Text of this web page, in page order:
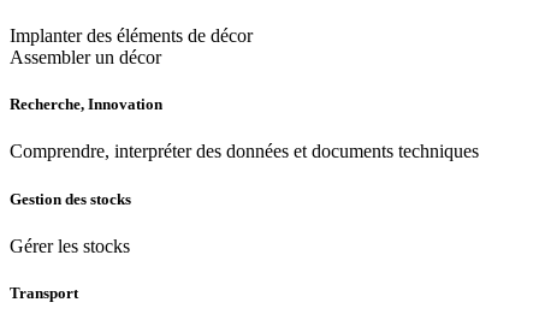
Implanter des éléments de décor
Assembler un décor
Recherche, Innovation
Comprendre, interpréter des données et documents techniques
Gestion des stocks
Gérer les stocks
Transport